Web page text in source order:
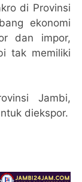
di Provinsi
ekonomi
dan impor,
tak memiliki
Jambi,
diekspor.